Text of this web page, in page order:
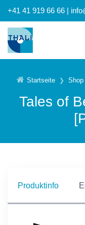
+41 41 919 66 66 |
Startseite Shop
Tales of
Produktinfo